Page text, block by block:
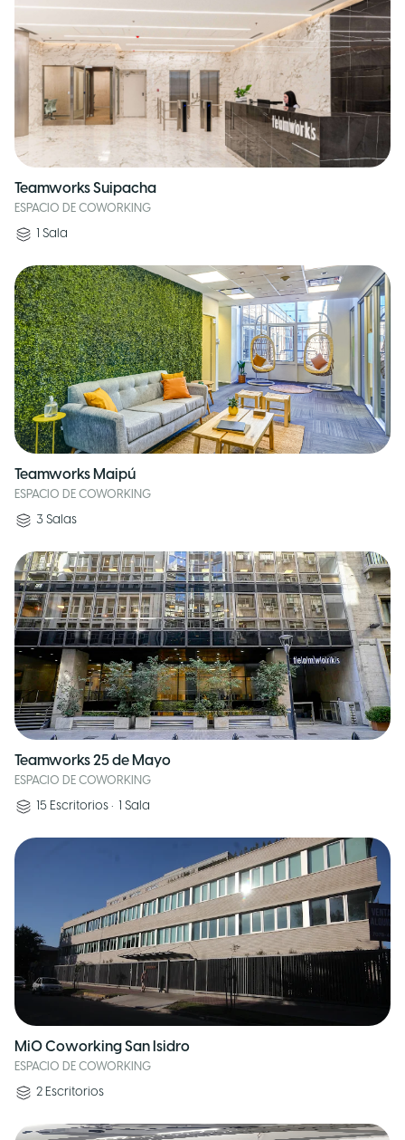
Teamworks Suipacha
ESPACIO DE COWORKING
1 Sala
Teamworks Maipú
ESPACIO DE COWORKING
3 Salas
Teamworks 25 de Mayo
ESPACIO DE COWORKING
15 Escritorios • 1 Sala
MiO Coworking San Isidro
ESPACIO DE COWORKING
2 Escritorios